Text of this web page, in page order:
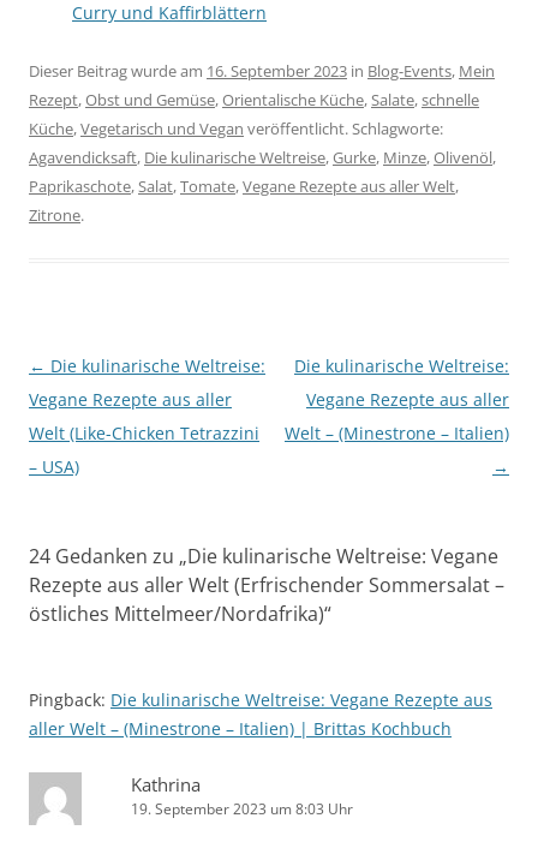
Curry und Kaffirblättern
Dieser Beitrag wurde am 16. September 2023 in Blog-Events, Mein
Rezept,Obst und Gemüse,Orientalische Küche,Salate,schnelle
Küche,Vegetarisch und Vegan veröffentlicht. Schlagworte:
Agavendicksaft, Die kulinarische Weltreise,Gurke, Minze,Olivenöl,
Paprikaschote,Salat,Tomate,Vegane Rezepte aus aller Welt,
Zitrone.
Beitragsnavigation
← Die kulinarische Weltreise:
Vegane Rezepte aus aller
Welt (Like-Chicken Tetrazzini
– USA)
Die kulinarische Weltreise:
Vegane Rezepte aus aller
Welt – (Minestrone – Italien)
→
24 Gedanken zu „Die kulinarische Weltreise: Vegane
Rezepte aus aller Welt (Erfrischender Sommersalat –
östliches Mittelmeer/Nordafrika)“
Pingback: Die kulinarische Weltreise: Vegane Rezepte aus
aller Welt – (Minestrone – Italien) | Brittas Kochbuch
Kathrina
19. September 2023 um 8:03 Uhr